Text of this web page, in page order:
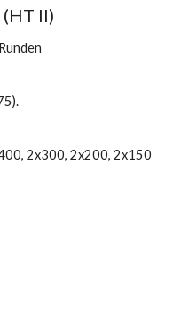
II)
2x300, 2x200, 2x150